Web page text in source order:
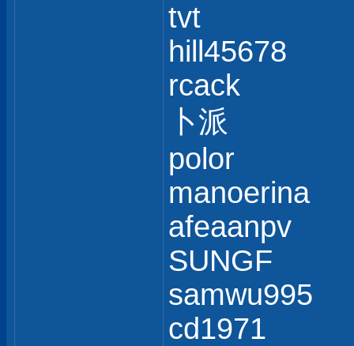
tvt
hill45678
rcack
卜派
polor
manoerina
afeaanpv
SUNGF
samwu995
cd1971